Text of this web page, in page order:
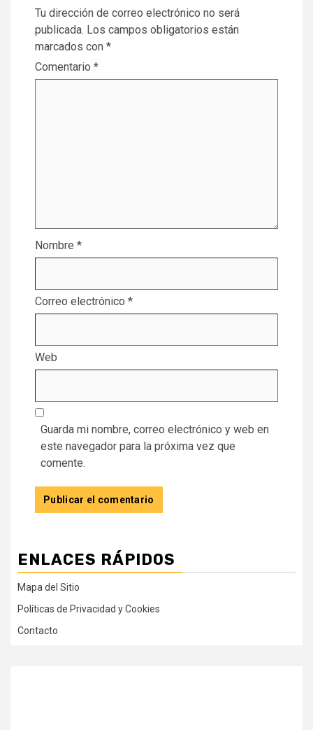
Tu dirección de correo electrónico no será
publicada. Los campos obligatorios están
marcados con *
Comentario *
Nombre *
Correo electrónico *
Web
Guarda mi nombre, correo electrónico y web en
este navegador para la próxima vez que
comente.
ENLACES RÁPIDOS
Mapa del Sitio
Políticas de Privacidad y Cookies
Contacto